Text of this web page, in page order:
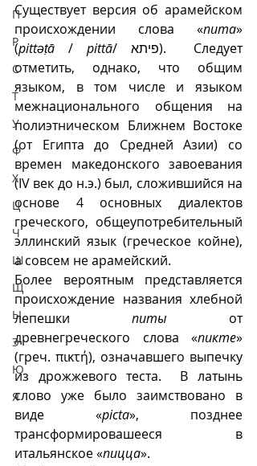
П
Р
С
Т
У
Ф
Х
Ц
Ч
Ш
Щ
Ы
Э
Ю
Я
Существует версия об арамейском
происхождении слова «пита»
(pittəṭā / pittā/ פיתא).  Следует
отметить, однако, что общим
языком, в том числе и языком
межнационального общения на
полиэтническом Ближнем Востоке
(от Египта до Средней Азии) со
времен македонского завоевания
(IV век до н.э.) был, сложившийся на
основе 4 основных диалектов
греческого, общеупотребительный
эллинский язык (греческое койне),
а совсем не арамейский.
Более вероятным представляется
происхождение названия хлебной
лепешки питы от
древнегреческого слова «пикте»
(греч. πικτή), означавшего выпечку
из дрожжевого теста.  В латынь
слово уже было заимствовано в
виде «picta», позднее
трансформировашееся в
итальянское «пицца».